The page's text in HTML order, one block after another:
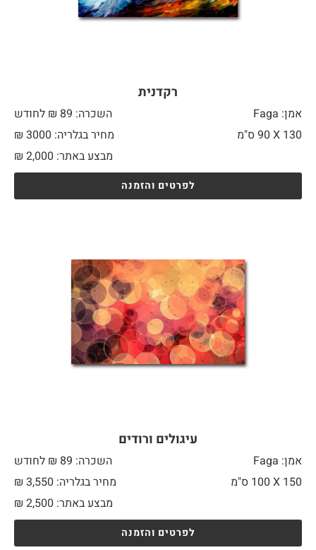
רקדנית
אמן: Faga
השכרה: 89 ₪ לחודש
130 X
מחיר בגלריה: 3000 ₪
מבצע באתר:
₪ 2,000
לפרטים והזמנה
עיגולים ורודים
אמן: Faga
השכרה: 89 ₪ לחודש
150 X
מחיר בגלריה: 3,550 ₪
מבצע באתר:
₪ 2,500
לפרטים והזמנה